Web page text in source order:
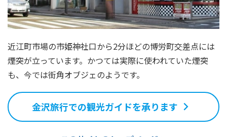
近江町市場の市姫神社口から2分ほどの博労町交差点には
煙突が立っています。かつては実際に使われていた煙突
も、今では街角オブジェのようです。
金沢旅行での観光ガイドを承ります